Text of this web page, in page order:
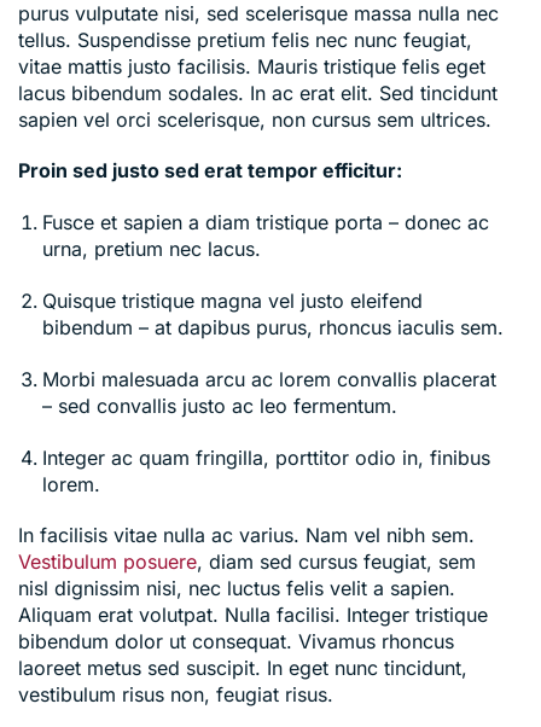
purus vulputate nisi, sed scelerisque massa nulla nec
tellus. Suspendisse pretium felis nec nunc feugiat,
vitae mattis justo facilisis. Mauris tristique felis eget
lacus bibendum sodales. In ac erat elit. Sed tincidunt
sapien vel orci scelerisque, non cursus sem ultrices.
Proin sed justo sed erat tempor efficitur:
Fusce et sapien a diam tristique porta – donec ac
urna, pretium nec lacus.
Quisque tristique magna vel justo eleifend
bibendum – at dapibus purus, rhoncus iaculis sem.
Morbi malesuada arcu ac lorem convallis placerat
– sed convallis justo ac leo fermentum.
Integer ac quam fringilla, porttitor odio in, finibus
lorem.
In facilisis vitae nulla ac varius. Nam vel nibh sem.
Vestibulum posuere, diam sed cursus feugiat, sem
nisl dignissim nisi, nec luctus felis velit a sapien.
Aliquam erat volutpat. Nulla facilisi. Integer tristique
bibendum dolor ut consequat. Vivamus rhoncus
laoreet metus sed suscipit. In eget nunc tincidunt,
vestibulum risus non, feugiat risus.